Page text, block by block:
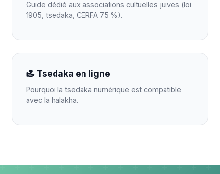
Guide dédié aux associations cultuelles juives (loi
1905, tsedaka, CERFA 75 %).
Tsedaka en ligne
Pourquoi la tsedaka numérique est compatible
avec la halakha.